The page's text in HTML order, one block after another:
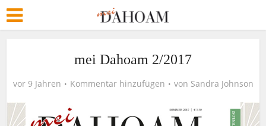
mei Dahoam 2/2017
vor 9 Jahren Kommentar hinzufügen von Sandra Johnson